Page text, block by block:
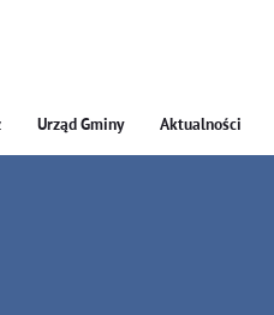
Urząd Gminy Aktualności